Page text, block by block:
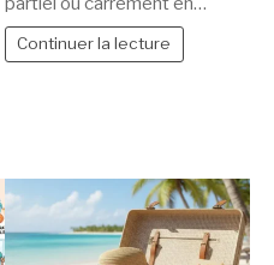
Continuer la lecture